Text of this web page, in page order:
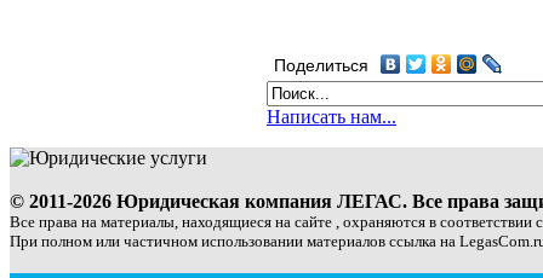
Поделиться
Написать нам...
© 2011-2026 Юридическая компания ЛЕГАС. Все права
Все права на материалы, находящиеся на сайте , охраняются в соответствии
При полном или частичном использовании материалов ссылка на